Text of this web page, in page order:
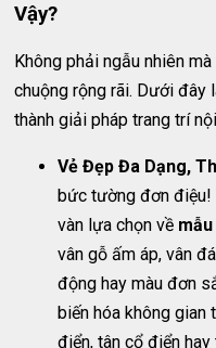
Vậy?
Không phải ngẫu nhiên
chuộng rộng rãi. Dưới đây
thành giải pháp trang trí
Vẻ Đẹp Đa Dạng,
bức tường đơn điệu!
vàn lựa chọn về
vân gỗ ấm áp, vân
động hay màu đơn
biến hóa không gian
điển, tân cổ điển hay